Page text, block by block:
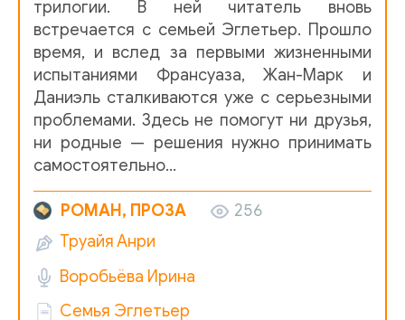
1_2_02
1_2_03
1_2_04
1_2_05
1_2_07
трилогии. В ней читатель вновь
встречается с семьей Эглетьер. Прошло
время, и вслед за первыми жизненными
испытаниями Франсуаза, Жан-Марк и
Даниэль сталкиваются уже с серьезными
проблемами. Здесь не помогут ни друзья,
ни родные — решения нужно принимать
самостоятельно…
РОМАН, ПРОЗА
256
Труайя Анри
Воробьёва Ирина
Семья Эглетьер